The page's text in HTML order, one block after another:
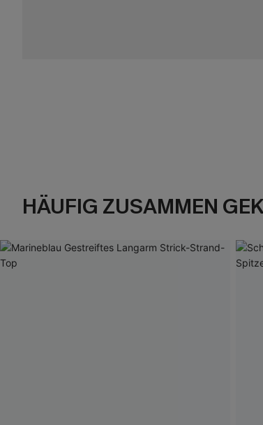
HÄUFIG ZUSAMMEN